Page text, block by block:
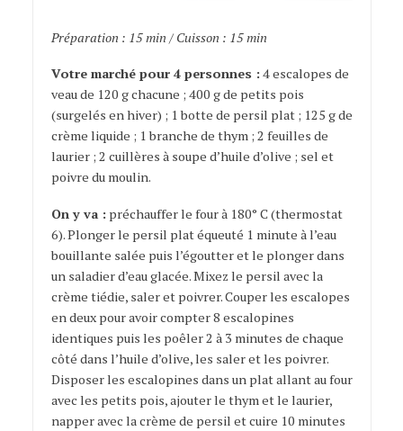
Préparation : 15 min / Cuisson : 15 min
Votre marché pour 4 personnes : 4 escalopes de
veau de 120 g chacune ; 400 g de petits pois
(surgelés en hiver) ; 1 botte de persil plat ; 125 g de
crème liquide ; 1 branche de thym ; 2 feuilles de
laurier ; 2 cuillères à soupe d’huile d’olive ; sel et
poivre du moulin.
On y va : préchauffer le four à 180° C (thermostat
6). Plonger le persil plat équeuté 1 minute à l’eau
bouillante salée puis l’égoutter et le plonger dans
un saladier d’eau glacée. Mixez le persil avec la
crème tiédie, saler et poivrer. Couper les escalopes
en deux pour avoir compter 8 escalopines
identiques puis les poêler 2 à 3 minutes de chaque
côté dans l’huile d’olive, les saler et les poivrer.
Disposer les escalopines dans un plat allant au four
avec les petits pois, ajouter le thym et le laurier,
napper avec la crème de persil et cuire 10 minutes